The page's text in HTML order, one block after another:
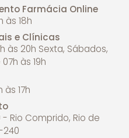
Farmácia Online
às 18h
e Clínicas
às 20h Sexta, Sábados,
às 19h
17h
- Rio Comprido, Rio de
240